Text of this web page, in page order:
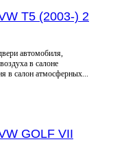
T5 (2003-) 2
автомобиля,
в салоне
в салон атмосферных...
GOLF VII